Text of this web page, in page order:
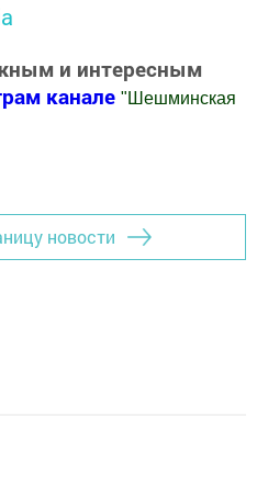
и интересным
канале " Шешминская
новости